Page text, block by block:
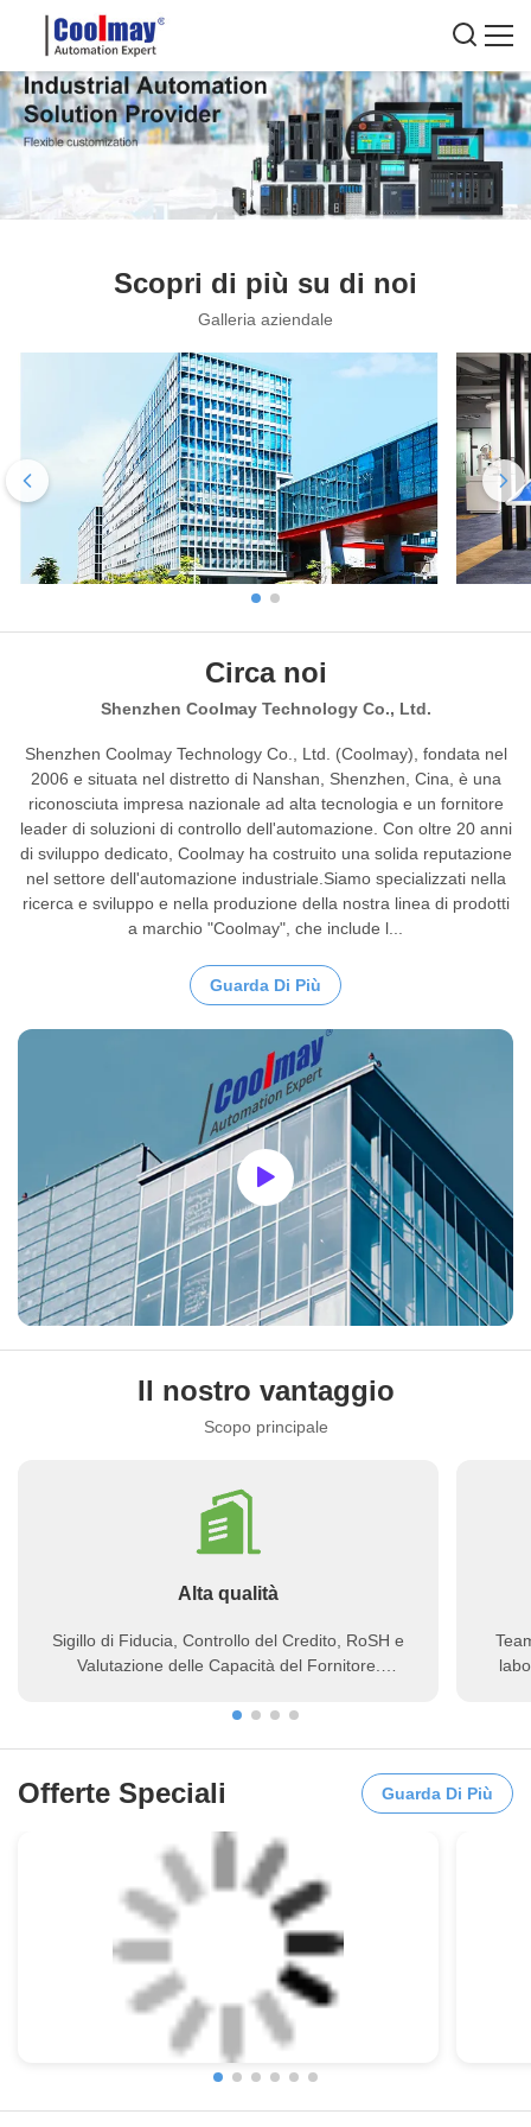
Scopri di più su di noi
Galleria aziendale
Circa noi
Shenzhen Coolmay Technology Co., Ltd.
Shenzhen Coolmay Technology Co., Ltd. (Coolmay), fondata nel
2006 e situata nel distretto di Nanshan, Shenzhen, Cina, è una
riconosciuta impresa nazionale ad alta tecnologia e un fornitore
leader di soluzioni di controllo dell'automazione. Con oltre 20 anni
di sviluppo dedicato, Coolmay ha costruito una solida reputazione
nel settore dell'automazione industriale.Siamo specializzati nella
ricerca e sviluppo e nella produzione della nostra linea di prodotti
a marchio "Coolmay", che include l...
Guarda Di Più
Il nostro vantaggio
Scopo principale
Alta qualità
Sigillo di Fiducia, Controllo del Credito, RoSH e
Valutazione delle Capacità del Fornitore.
rigoroso e un laboratorio di test professionale.
Offerte Speciali Guarda Di Più